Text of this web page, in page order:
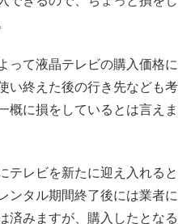
って液晶テレビの購入価格に
い終えた後の行き先なども考
概に損をしているとは言えま
テレビを新たに迎え入れると
ンタル期間終了後には業者に
済みますが、購入したとなる